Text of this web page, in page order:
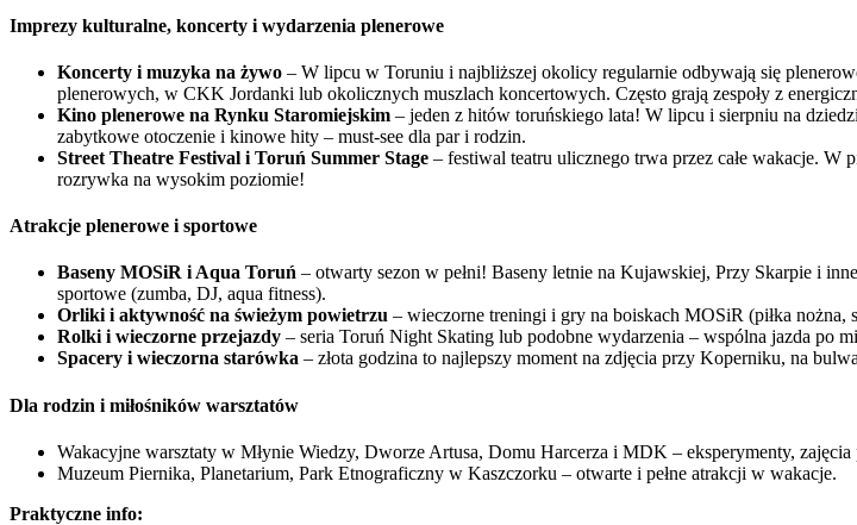
Imprezy kulturalne, koncerty i wydarzenia plenerowe
Koncerty i muzyka na żywo – W lipcu w Toruniu i najbliższej okolicy regularnie odbywają się
plenerowych, w CKK Jordanki lub okolicznych muszlach koncertowych. Często grają zespoły z
Kino plenerowe na Rynku Staromiejskim – jeden z hitów toruńskiego lata! W lipcu i sierpniu na
zabytkowe otoczenie i kinowe hity – must-see dla par i rodzin.
Street Theatre Festival i Toruń Summer Stage – festiwal teatru ulicznego trwa przez całe wakacje. W
rozrywka na wysokim poziomie!
Atrakcje plenerowe i sportowe
Baseny MOSiR i Aqua Toruń – otwarty sezon w pełni! Baseny letnie na Kujawskiej, Przy Skarpie i
sportowe (zumba, DJ, aqua fitness).
Orliki i aktywność na świeżym powietrzu – wieczorne treningi i gry na boiskach MOSiR (piłka nożna,
Rolki i wieczorne przejazdy – seria Toruń Night Skating lub podobne wydarzenia – wspólna jazda po
Spacery i wieczorna starówka – złota godzina to najlepszy moment na zdjęcia przy Koperniku, na
Dla rodzin i miłośników warsztatów
Wakacyjne warsztaty w Młynie Wiedzy, Dworze Artusa, Domu Harcerza i MDK – eksperymenty, zajęcia
Muzeum Piernika, Planetarium, Park Etnograficzny w Kaszczorku – otwarte i pełne atrakcji w wakacje.
Praktyczne info: